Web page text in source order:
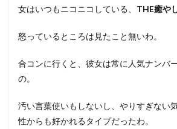
女はいつもニコニコしている、 THE癒や
怒っているところは見たこと無いわ。
合コンに行くと、彼女は常に人気ナンバ
の。
汚い言葉使いもしないし、やりすぎない
性からも好かれるタイプだったわ。